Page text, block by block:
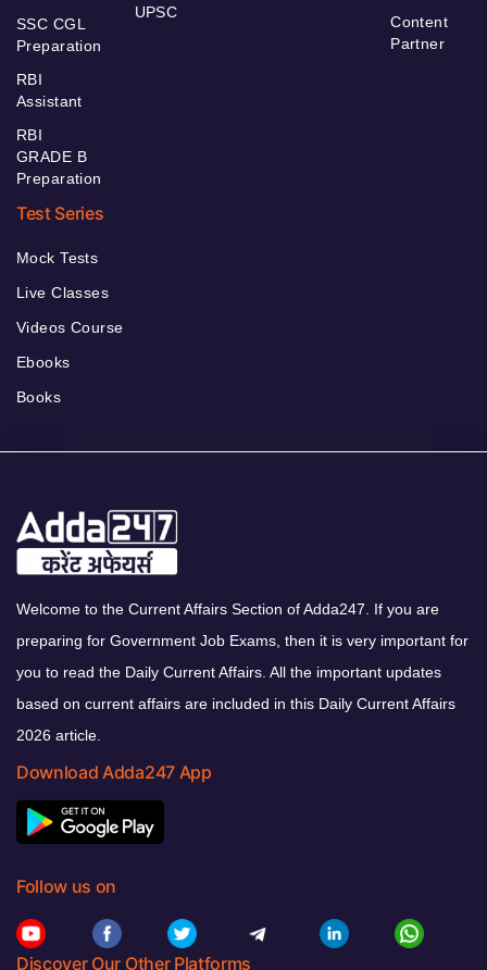
SSC CGL
Preparation
RBI
Assistant
RBI
GRADE B
Preparation
UPSC
Content
Partner
Test Series
Mock Tests
Live Classes
Videos Course
Ebooks
Books
Welcome to the Current Affairs Section of Adda247. If you are
preparing for Government Job Exams, then it is very important for
you to read the Daily Current Affairs. All the important updates
based on current affairs are included in this Daily Current Affairs
2026 article.
Download Adda247 App
Follow us on
Discover Our Other Platforms